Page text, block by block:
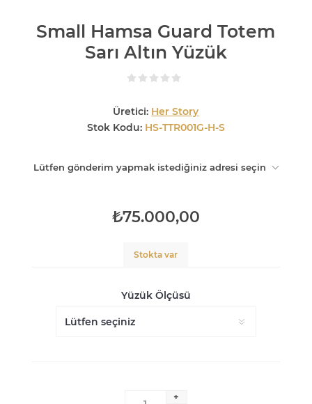
Small Hamsa Guard Totem
Sarı Altın Yüzük
Üretici: Her Story
Stok Kodu: HS-TTR001G-H-S
Lütfen gönderim yapmak istediğiniz adresi seçin
₺75.000,00
Stokta var
Yüzük Ölçüsü
+